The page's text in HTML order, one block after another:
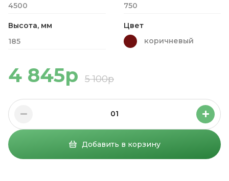
4500
750
Высота, мм
185
Цвет
коричневый
4 845р 5 100р
01
Добавить в корзину